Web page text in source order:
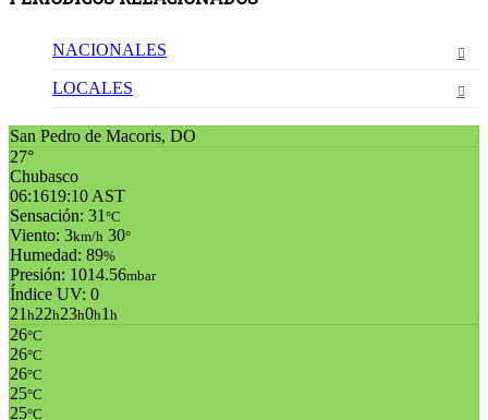
NACIONALES
LOCALES
San Pedro de Macoris, DO
27°
Chubasco
06:1619:10 AST
Sensación: 31 °C
Viento: 3km/h 30°
Humedad: 89%
Presión: 1014.56mbar
Índice UV: 0
21 h22h23h0h1 h
26°C
26°C
26°C
25°C
25°C